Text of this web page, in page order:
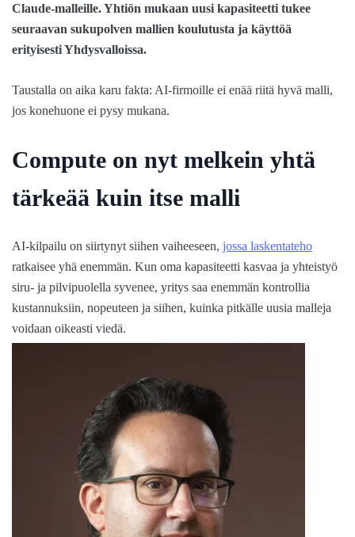
Claude-malleille. Yhtiön mukaan uusi kapasiteetti tukee
seuraavan sukupolven mallien koulutusta ja käyttöä
erityisesti Yhdysvalloissa.
Taustalla on aika karu fakta: AI-firmoille ei enää riitä hyvä malli,
jos konehuone ei pysy mukana.
Compute on nyt melkein yhtä
tärkeää kuin itse malli
AI-kilpailu on siirtynyt siihen vaiheeseen, jossa laskentateho
ratkaisee yhä enemmän. Kun oma kapasiteetti kasvaa ja yhteistyö
siru- ja pilvipuolella syvenee, yritys saa enemmän kontrollia
kustannuksiin, nopeuteen ja siihen, kuinka pitkälle uusia malleja
voidaan oikeasti viedä.